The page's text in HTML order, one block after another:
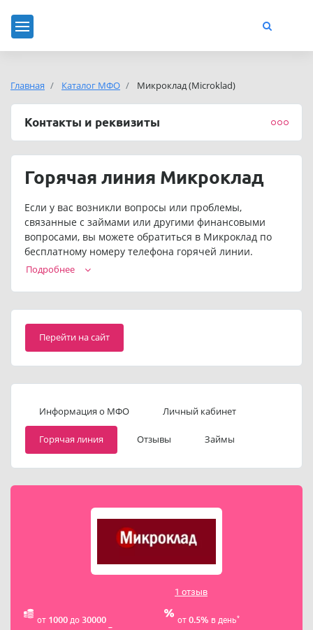
Главная Каталог МФО Микроклад (Microklad)
Контакты и реквизиты
Горячая линия Микроклад
Если у вас возникли вопросы или проблемы,
связанные с займами или другими финансовыми
вопросами, вы можете обратиться в Микроклад по
бесплатному номеру телефона горячей линии.
Операторы смогут помочь вам с задолженностью,
Подробнее
Перейти на сайт
Информация о МФО Личный кабинет
Горячая линия Отзывы Займы
1 отзыв
от 1000 до 30000 от 0.5% в день*